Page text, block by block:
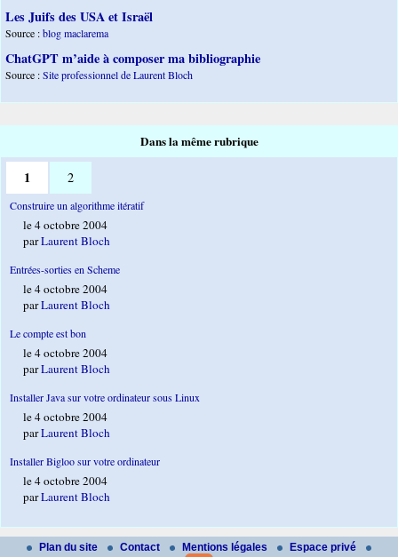
Les Juifs des USA et Israël
Source :blog maclarema
ChatGPT m’aide à composer ma bibliographie
Source :Site professionnel de Laurent Bloch
Dans la même rubrique
1 2
Construire un algorithme itératif
le 4 octobre 2004
parLaurent Bloch
Entrées-sorties en Scheme
le 4 octobre 2004
parLaurent Bloch
Le compte est bon
le 4 octobre 2004
parLaurent Bloch
Installer Java sur votre ordinateur sous Linux
le 4 octobre 2004
parLaurent Bloch
Installer Bigloo sur votre ordinateur
le 4 octobre 2004
parLaurent Bloch
Plan du site Contact Mentions légales Espace privé